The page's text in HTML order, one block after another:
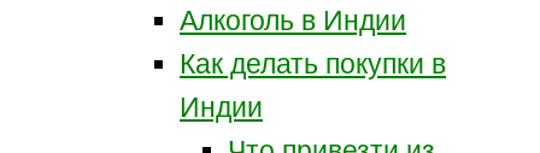
Алкоголь в Индии
Как делать покупки в
Индии